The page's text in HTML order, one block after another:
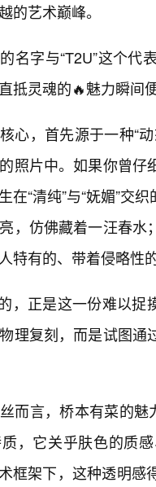
的艺术巅峰。
名字与“T2U”这个
抵灵魂的🔥魅力瞬间
心，首先源于一种“
照片中。如果你曾
在“清纯”与“妩媚”交
，仿佛藏着一汪春
特有的、带着侵略性
，正是这一份难以捉
理复刻，而是试图
而言，桥本有菜的魅
，它关乎肤色的质
框架下，这种透明